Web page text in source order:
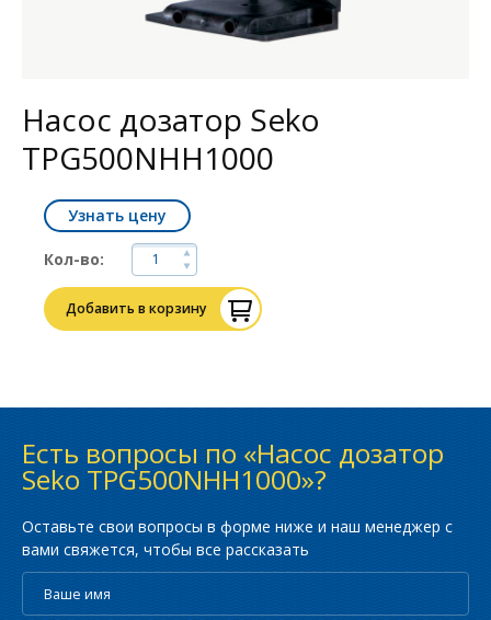
Насос дозатор Seko
TPG500NHH1000
Узнать цену
Кол-во:
Добавить в корзину
Есть вопросы по «Насос дозатор
Seko TPG500NHH1000»?
Оставьте свои вопросы в форме ниже и наш менеджер с
вами свяжется, чтобы все рассказать